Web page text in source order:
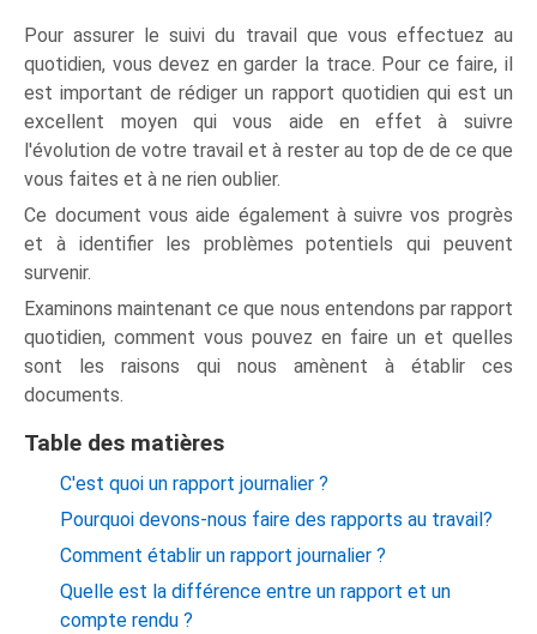
Pour assurer le suivi du travail que vous effectuez au
quotidien, vous devez en garder la trace. Pour ce faire, il
est important de rédiger un rapport quotidien qui est un
excellent moyen qui vous aide en effet à suivre
l'évolution de votre travail et à rester au top de de ce que
vous faites et à ne rien oublier.
Ce document vous aide également à suivre vos progrès
et à identifier les problèmes potentiels qui peuvent
survenir.
Examinons maintenant ce que nous entendons par rapport
quotidien, comment vous pouvez en faire un et quelles
sont les raisons qui nous amènent à établir ces
documents.
Table des matières
C'est quoi un rapport journalier ?
Pourquoi devons-nous faire des rapports au travail?
Comment établir un rapport journalier ?
Quelle est la différence entre un rapport et un
compte rendu ?